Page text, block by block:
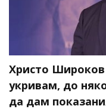
Христо
укривам, до
да дам